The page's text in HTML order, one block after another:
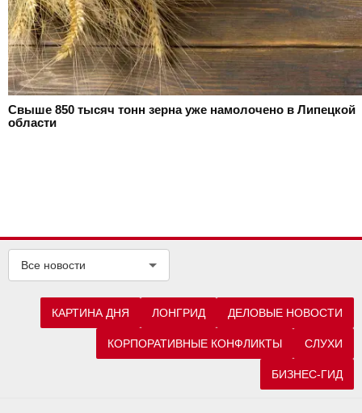
Свыше 850 тысяч тонн зерна уже намолочено в Липецкой
области
Все новости
КАРТИНА ДНЯ ЛОНГРИД ДЕЛОВЫЕ НОВОСТИ
КОРПОРАТИВНЫЕ КОНФЛИКТЫ СЛУХИ
БИЗНЕС-ГИД